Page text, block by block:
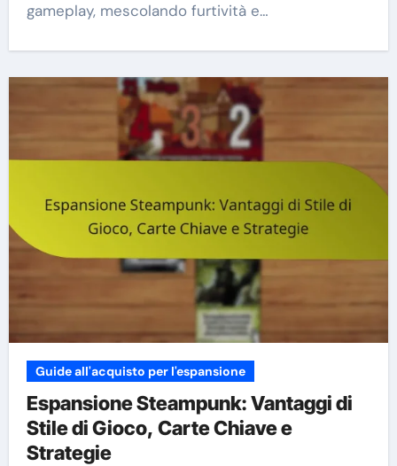
gameplay, mescolando furtività e…
Guide all'acquisto per l'espansione
Espansione Steampunk: Vantaggi di
Stile di Gioco, Carte Chiave e
Strategie